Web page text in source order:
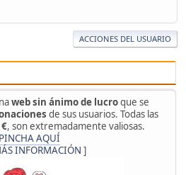
web sin ánimo de lucroque se
de sus usuarios. Todas las
, son extremadamente valiosas.
PINCHA AQUÍ
INFORMACIÓN ]
ACCIONES DEL USUARIO